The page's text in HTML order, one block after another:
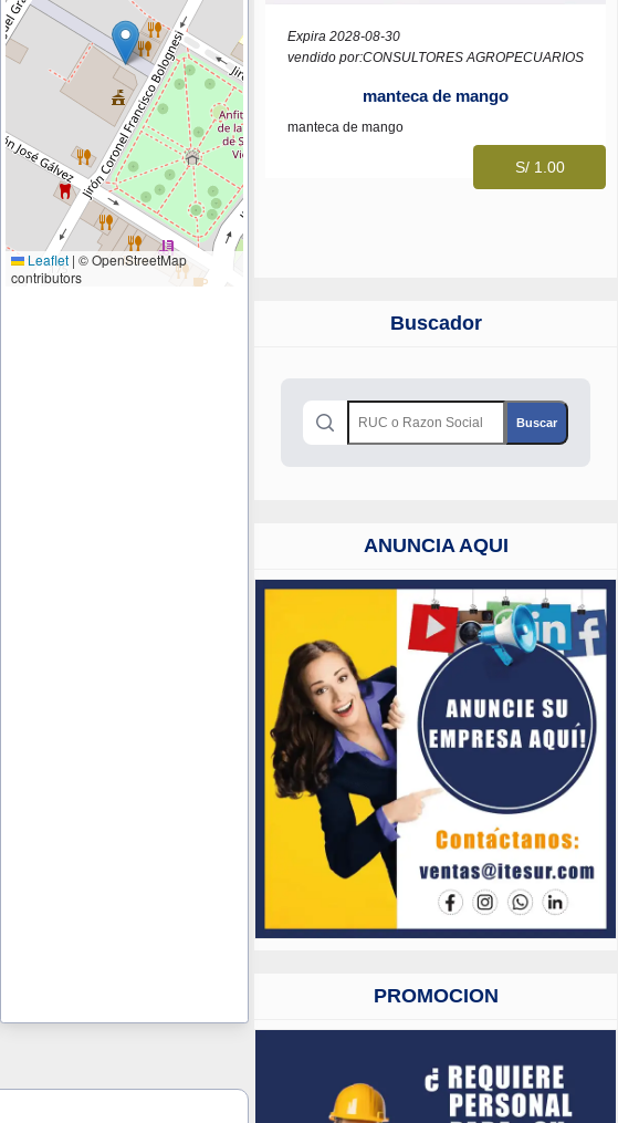
Leaflet | © OpenStreetMap
contributors
Expira 2028-08-30
vendido por:CONSULTORES AGROPECUARIOS
manteca de mango
manteca de mango
S/ 1.00
Buscador
ANUNCIA AQUI
PROMOCION